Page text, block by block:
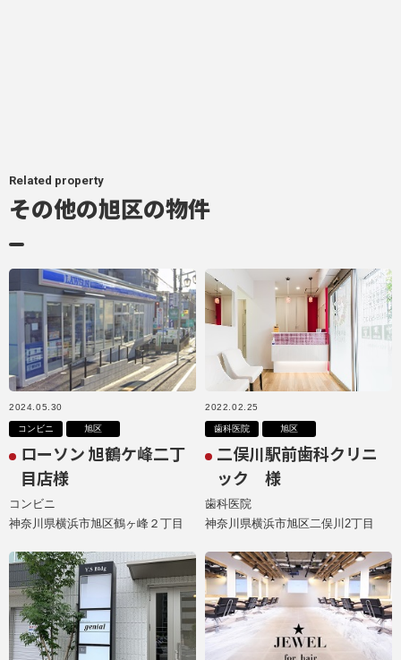
Related property
その他の旭区の物件
2024.05.30
コンビニ 旭区
ローソン 旭鶴ケ峰二丁
目店様
コンビニ
神奈川県横浜市旭区鶴ヶ峰２丁目
2022.02.25
歯科医院 旭区
二俣川駅前歯科クリニ
ック 様
歯科医院
神奈川県横浜市旭区二俣川2丁目